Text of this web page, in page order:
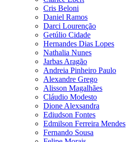
Cris Beloni
Daniel Ramos
Darci Lourenção
Getúlio Cidade
Hernandes Dias Lopes
Nathalia Nunes
Jarbas Aragão
Andreia Pinheiro Paulo
Alexandre Grego
Alisson Magalhães
Cláudio Modesto
Dione Alexsandra
Ediudson Fontes
Edmilson Ferreira Mendes
Fernando Sousa